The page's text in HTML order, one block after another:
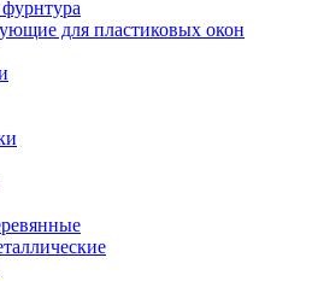
для пластиковых окон